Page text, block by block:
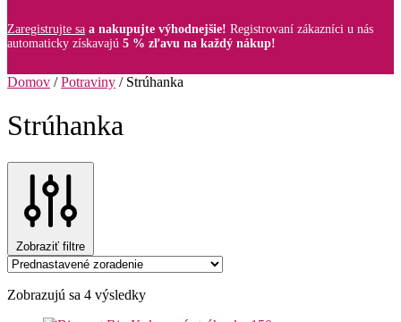
Zaregistrujte sa a nakupujte výhodnejšie! Registrovaní zákazníci u nás
automaticky získavajú 5 % zľavu na každý nákup!
Domov /Potraviny / Strúhanka
Strúhanka
Zobraziť filtre
Zobrazujú sa 4 výsledky